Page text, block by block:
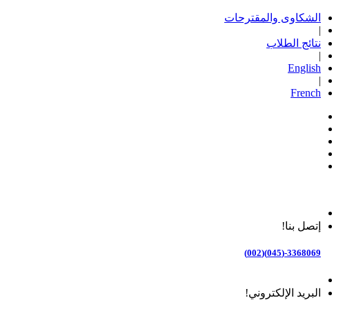
الشكاوى والمقترحات
|
نتائج الطلاب
|
English
|
French
إتصل بنا!
3368069-(045)(002)
البريد الإلكتروني!